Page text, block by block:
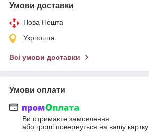
Умови доставки
Нова Пошта
Укрпошта
Всі умови доставки
Умови оплати
Ви отримаєте замовлення
або гроші повернуться на вашу картку